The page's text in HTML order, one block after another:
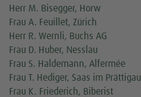
Herr M. Bisegger, Horw
Frau A. Feuillet, Zürich
Herr R. Wernli, Buchs AG
Frau D. Huber, Nesslau
Frau S. Haldemann, Alfermée
Frau T. Hediger, Saas im Prättigau
Frau K. Friederich, Biberist